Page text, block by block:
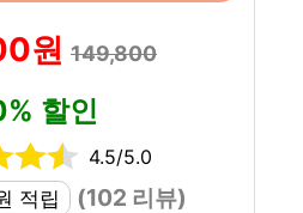
원 149,800
할인
4.5/5.0
적립
(102 리뷰)